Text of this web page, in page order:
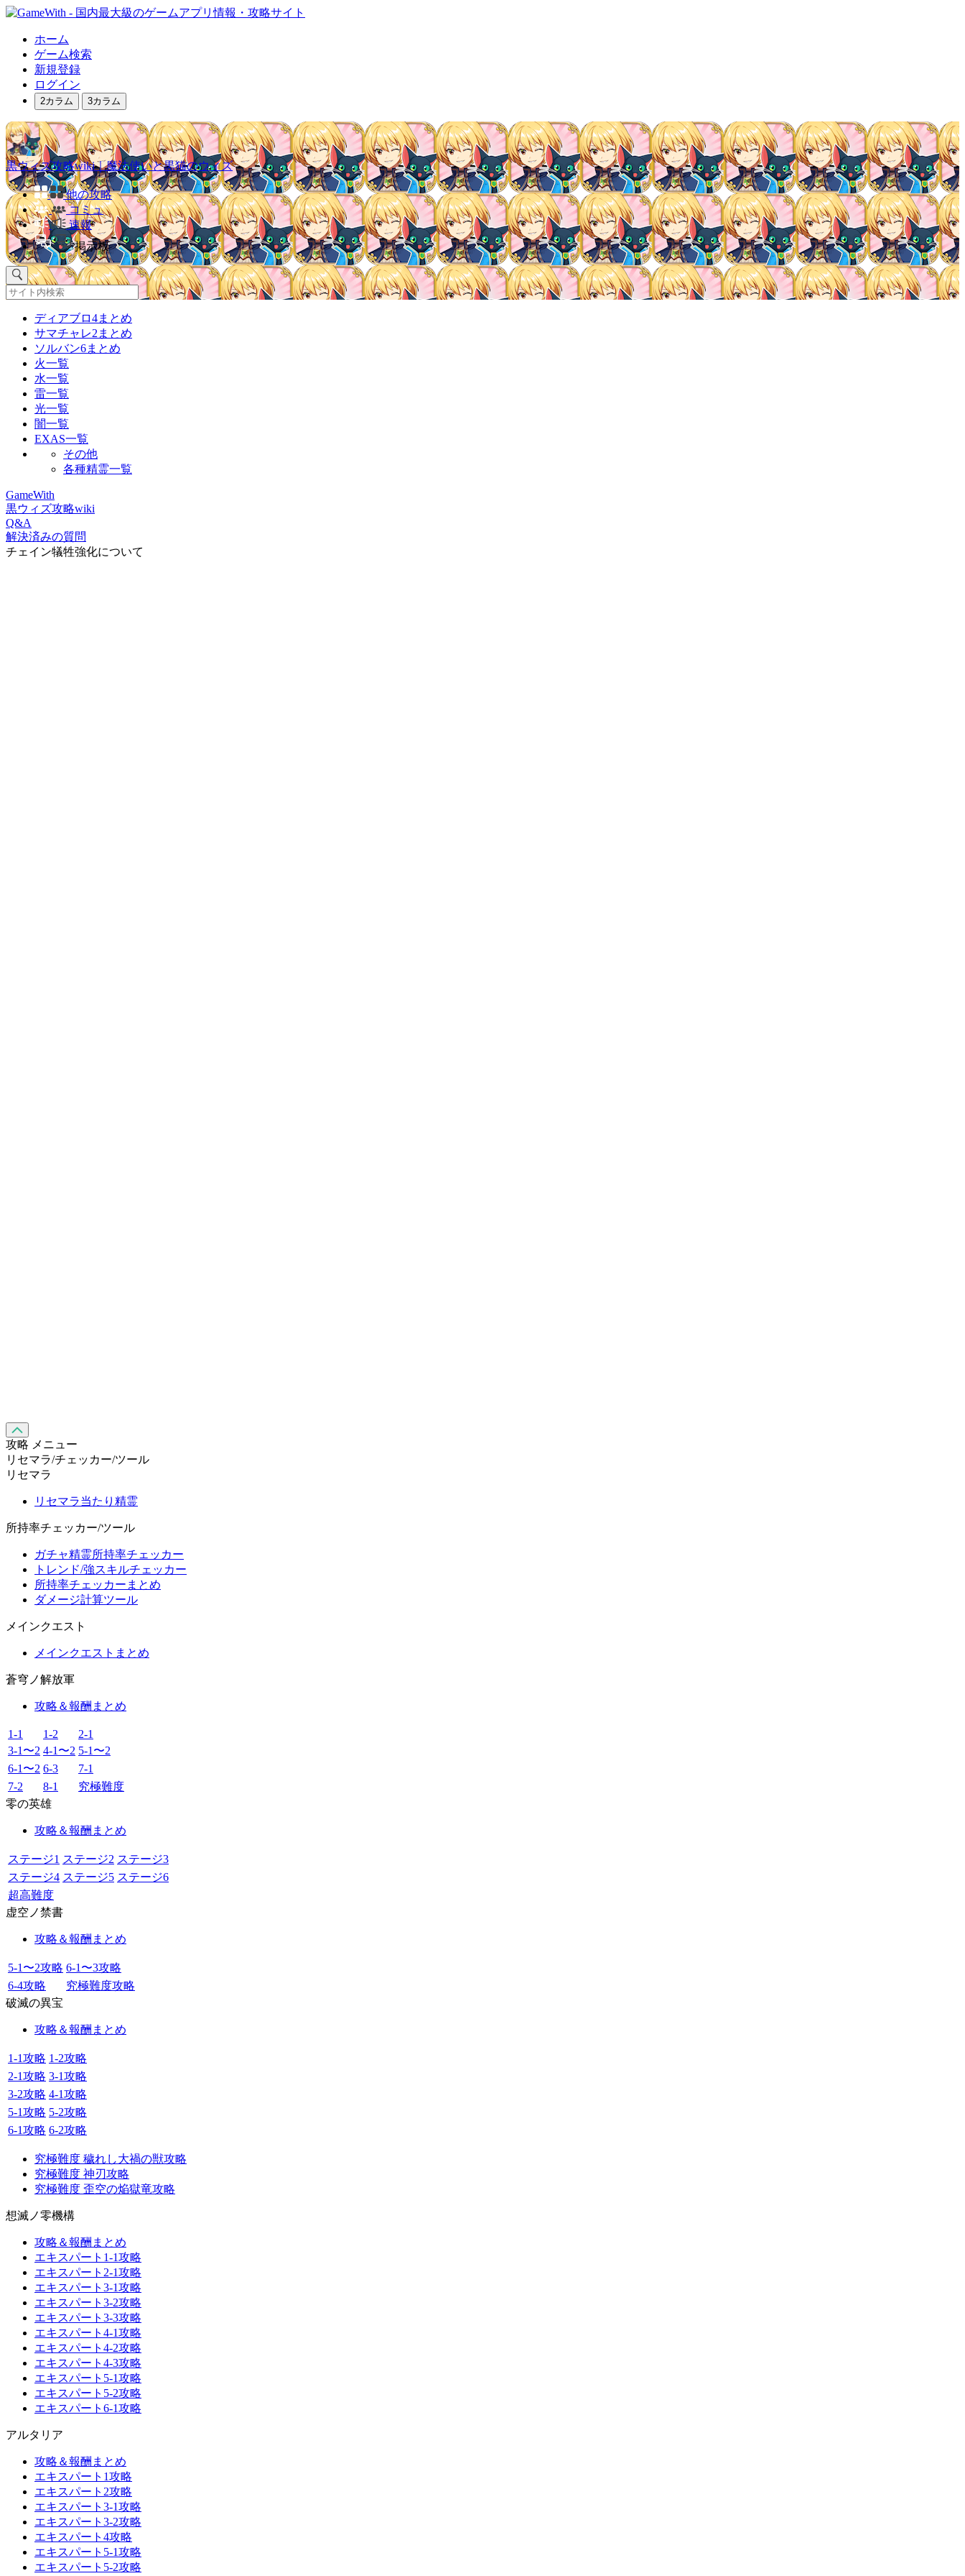
ホーム
ゲーム検索
新規登録
ログイン
2カラム 3カラム
黒ウィズ攻略wiki｜魔法使いと黒猫のウィズ
他の攻略
コミュ
速報
掲示板
ディアブロ4まとめ
サマチャレ2まとめ
ソルバン6まとめ
火一覧
水一覧
雷一覧
光一覧
闇一覧
EXAS一覧
その他
各種精霊一覧
GameWith
黒ウィズ攻略wiki
Q&A
解決済みの質問
チェイン犠牲強化について
攻略 メニュー
リセマラ/チェッカー/ツール
リセマラ
リセマラ当たり精霊
所持率チェッカー/ツール
ガチャ精霊所持率チェッカー
トレンド/強スキルチェッカー
所持率チェッカーまとめ
ダメージ計算ツール
メインクエスト
メインクエストまとめ
蒼穹ノ解放軍
攻略＆報酬まとめ
1-1 1-2
2-1
3-1〜2 4-1〜2 5-1〜2
6-1〜2 6-3
7-1
7-2
8-1
究極難度
零の英雄
攻略＆報酬まとめ
ステージ1 ステージ2 ステージ3
ステージ4 ステージ5 ステージ6
超高難度
虚空ノ禁書
攻略＆報酬まとめ
5-1〜2攻略 6-1〜3攻略
6-4攻略
究極難度攻略
破滅の異宝
攻略＆報酬まとめ
1-1攻略 1-2攻略
2-1攻略 3-1攻略
3-2攻略 4-1攻略
5-1攻略 5-2攻略
6-1攻略 6-2攻略
究極難度 穢れし大禍の獣攻略
究極難度 神刃攻略
究極難度 歪空の焔獄竜攻略
想滅ノ零機構
攻略＆報酬まとめ
エキスパート1-1攻略
エキスパート2-1攻略
エキスパート3-1攻略
エキスパート3-2攻略
エキスパート3-3攻略
エキスパート4-1攻略
エキスパート4-2攻略
エキスパート4-3攻略
エキスパート5-1攻略
エキスパート5-2攻略
エキスパート6-1攻略
アルタリア
攻略＆報酬まとめ
エキスパート1攻略
エキスパート2攻略
エキスパート3-1攻略
エキスパート3-2攻略
エキスパート4攻略
エキスパート5-1攻略
エキスパート5-2攻略